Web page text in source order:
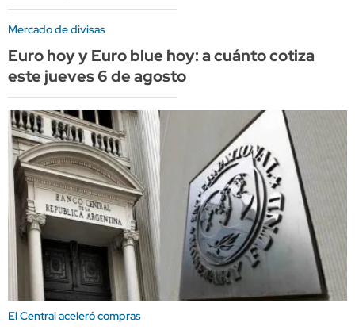
Mercado de divisas
Euro hoy y Euro blue hoy: a cuánto cotiza
este jueves 6 de agosto
El Central aceleró compras